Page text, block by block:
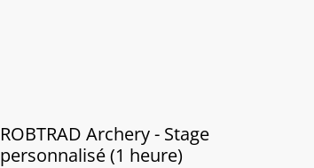
ROBTRAD Archery - Stage
personnalisé (1 heure)